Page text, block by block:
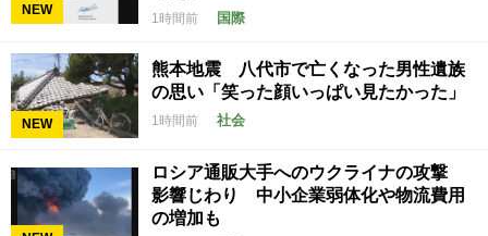
NEW
1時間前 国際
NEW
熊本地震 八代市で亡くなった男性遺族
の思い「笑った顔いっぱい見たかった」
1時間前 社会
ロシア通販大手へのウクライナの攻撃
影響じわり 中小企業弱体化や物流費用
の増加も